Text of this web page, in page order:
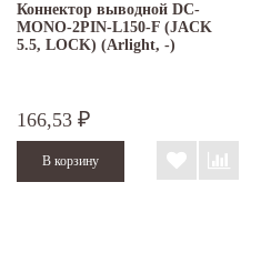
Коннектор выводной DC-
MONO-2PIN-L150-F (JACK
5.5, LOCK) (Arlight, -)
166,53 ₽